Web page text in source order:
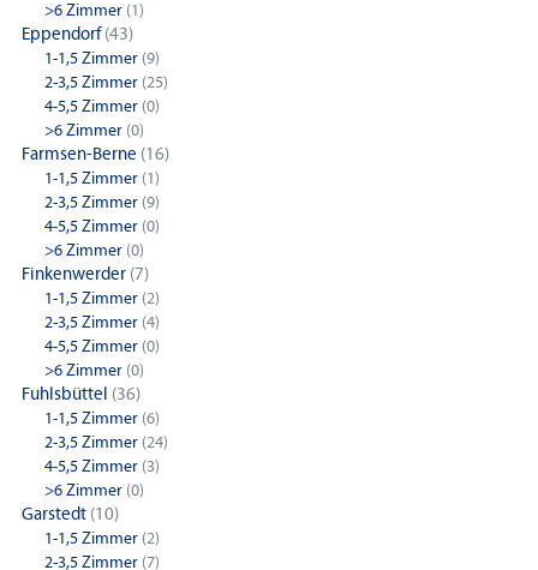
>6 Zimmer (1)
Eppendorf(43)
1-1,5 Zimmer (9)
2-3,5 Zimmer (25)
4-5,5 Zimmer (0)
>6 Zimmer (0)
Farmsen-Berne (16)
1-1,5 Zimmer (1)
2-3,5 Zimmer (9)
4-5,5 Zimmer (0)
>6 Zimmer (0)
Finkenwerder (7)
1-1,5 Zimmer (2)
2-3,5 Zimmer (4)
4-5,5 Zimmer (0)
>6 Zimmer (0)
Fuhlsbüttel (36)
1-1,5 Zimmer (6)
2-3,5 Zimmer (24)
4-5,5 Zimmer (3)
>6 Zimmer (0)
Garstedt (10)
1-1,5 Zimmer (2)
2-3,5 Zimmer (7)